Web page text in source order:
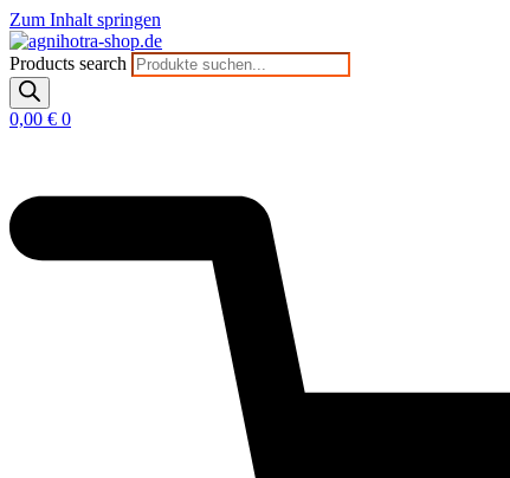
Zum Inhalt springen
Products search
0,00 € 0